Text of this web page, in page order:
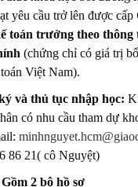
yêu cầu trở lên được cấp
toán trưởng theo thông
(chứng chỉ có giá trị
Việt Nam).
và thủ tục nhập học:
có nhu cầu tham dự
86 21( cô Nguyệt)
2 bộ hồ sơ